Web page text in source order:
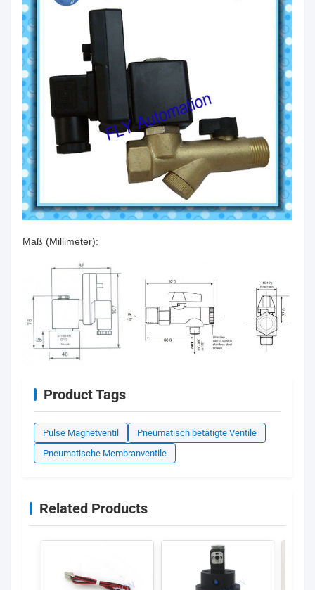
Maß (Millimeter):
Product Tags
Pulse Magnetventil
Pneumatisch betätigte Ventile
Pneumatische Membranventile
Related Products